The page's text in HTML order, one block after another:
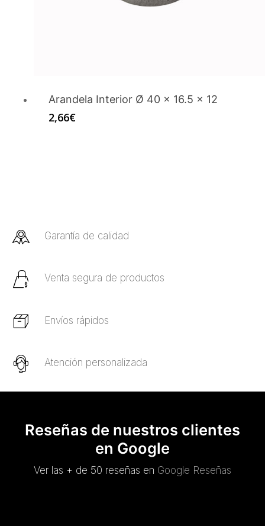
Arandela Interior Ø 40 x 16.5 x 12
2,66€
Garantía de calidad
Venta segura de productos
Envíos rápidos
Atención personalizada
Reseñas de nuestros clientes
en Google
Ver las + de 50 reseñas en Google Reseñas